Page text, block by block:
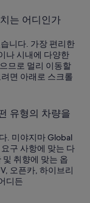
는 어디인가
니다. 가장 편리한
나 시내에 다양한
므로 멀리 이동할
면 아래로 스크롤
유형의 차량을
. 미야지마 Global
구 사항에 맞는 다
취향에 맞는 옵
오픈카, 하이브리
디든